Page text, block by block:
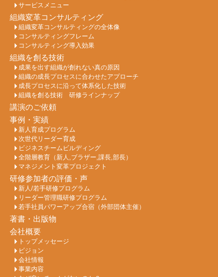
サービスメニュー
組織変革コンサルティング
組織変革コンサルティングの全体像
コンサルティングフレーム
コンサルティング導入効果
組織を創る技術
成果を出す組織が創れない真の原因
組織の成長プロセスに合わせたアプローチ
成長プロセスに沿って体系化した技術
組織を創る技術 研修ラインナップ
講演のご依頼
事例・実績
新人育成プログラム
次世代リーダー育成
ビジネスチームビルディング
全階層教育（新人,ブラザー,課長,部長）
マネジメント変革プロジェクト
研修参加者の評価・声
新人/若手研修プログラム
リーダー管理職研修プログラム
若手社員パワーアップ合宿（外部団体主催）
著書・出版物
会社概要
トップメッセージ
ビジョン
会社情報
事業内容